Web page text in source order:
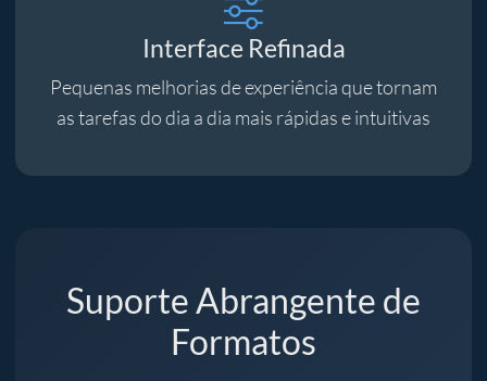
Interface Refinada
Pequenas melhorias de experiência que tornam
as tarefas do dia a dia mais rápidas e intuitivas
Suporte Abrangente de
Formatos